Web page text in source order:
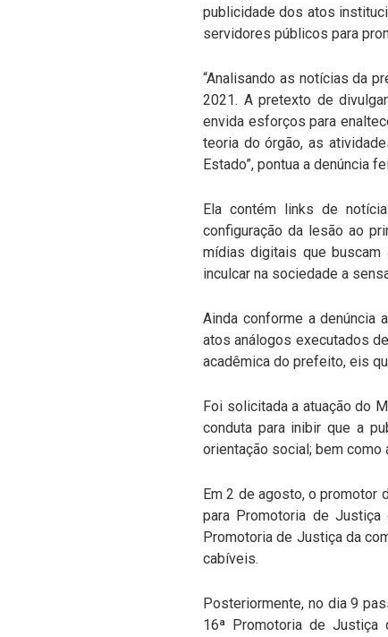
publicidade dos atos
servidores públicos para
“Analisando as notícias da
2021. A pretexto de
envida esforços para
teoria do órgão, as
Estado”, pontua a denúncia
Ela contém links de
configuração da lesão ao
mídias digitais que buscam
inculcar na sociedade a
Ainda conforme a denúncia
atos análogos executados
acadêmica do prefeito, eis
Foi solicitada a atuação do
conduta para inibir que a
orientação social; bem
Em 2 de agosto, o promotor
para Promotoria de
Promotoria de Justiça da
cabíveis.
Posteriormente, no dia 9
16ª Promotoria de Justiça